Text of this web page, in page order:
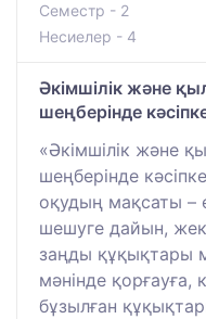
Семестр - 2
Несиелер - 4
Әкімшілік және
шеңберінде
«Әкімшілік және
шеңберінде
оқудың мақсаты –
шешуге дайын,
заңды құқықтары
мәнінде қорғауға,
бұзылған